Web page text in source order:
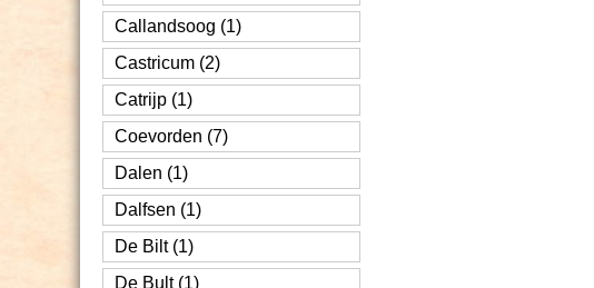
Callandsoog (1)
Castricum (2)
Catrijp (1)
Coevorden (7)
Dalen (1)
Dalfsen (1)
De Bilt (1)
De Bult (1)